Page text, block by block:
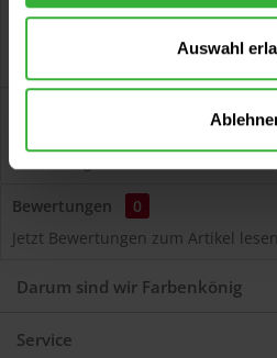
Auswahl
Lackierungen und
Bewertungen
0
Jetzt Bewertungen zum Artikel
Darum sind wir Farbenkönig
Service